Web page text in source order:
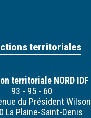
territoriales
territoriale NORD IDF
93 - 95 - 60
du Président Wilson
La Plaine-Saint-Denis